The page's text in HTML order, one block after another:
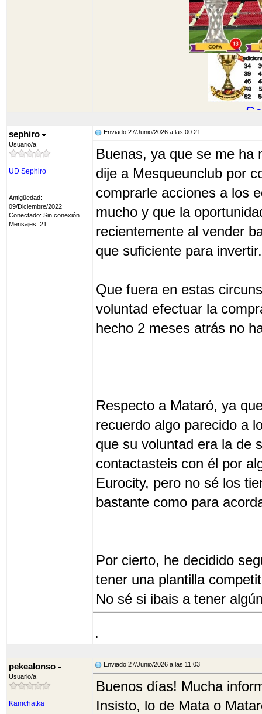
sephiro
Usuario/a
UD Sephiro
Antigüedad:
09/Diciembre/2022
Conectado: Sin conexión
Mensajes: 21
Enviado 27/Junio/2026 a las 00:21
Buenas, ya que se me ha
dije a Mesqueunclub por
comprarle acciones a los
mucho y que la
recientemente al vender
que suficiente para invertir.
Que fuera en estas
voluntad efectuar la
hecho 2 meses atrás no
Respecto a Mataró, ya
recuerdo algo parecido a
que su voluntad era la de
contactasteis con él por
Eurocity, pero no sé los
bastante como para
Por cierto, he decidido
tener una plantilla
No sé si ibais a tener
.
pekealonso
Usuario/a
Kamchatka
Enviado 27/Junio/2026 a las 11:03
Buenos días! Mucha
Insisto, lo de Mata o